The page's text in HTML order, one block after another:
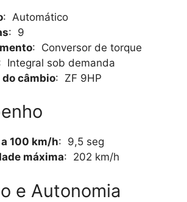
: Automático
: 9
: Conversor de torque
Integral sob demanda
do câmbio: ZF 9HP
100 km/h: 9,5 seg
máxima: 202 km/h
e Autonomia